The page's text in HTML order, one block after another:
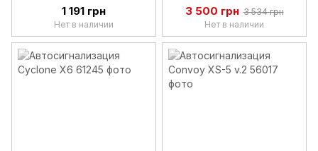
1 191 грн
Нет в наличии
3 500 грн 3 534 грн
Нет в наличии